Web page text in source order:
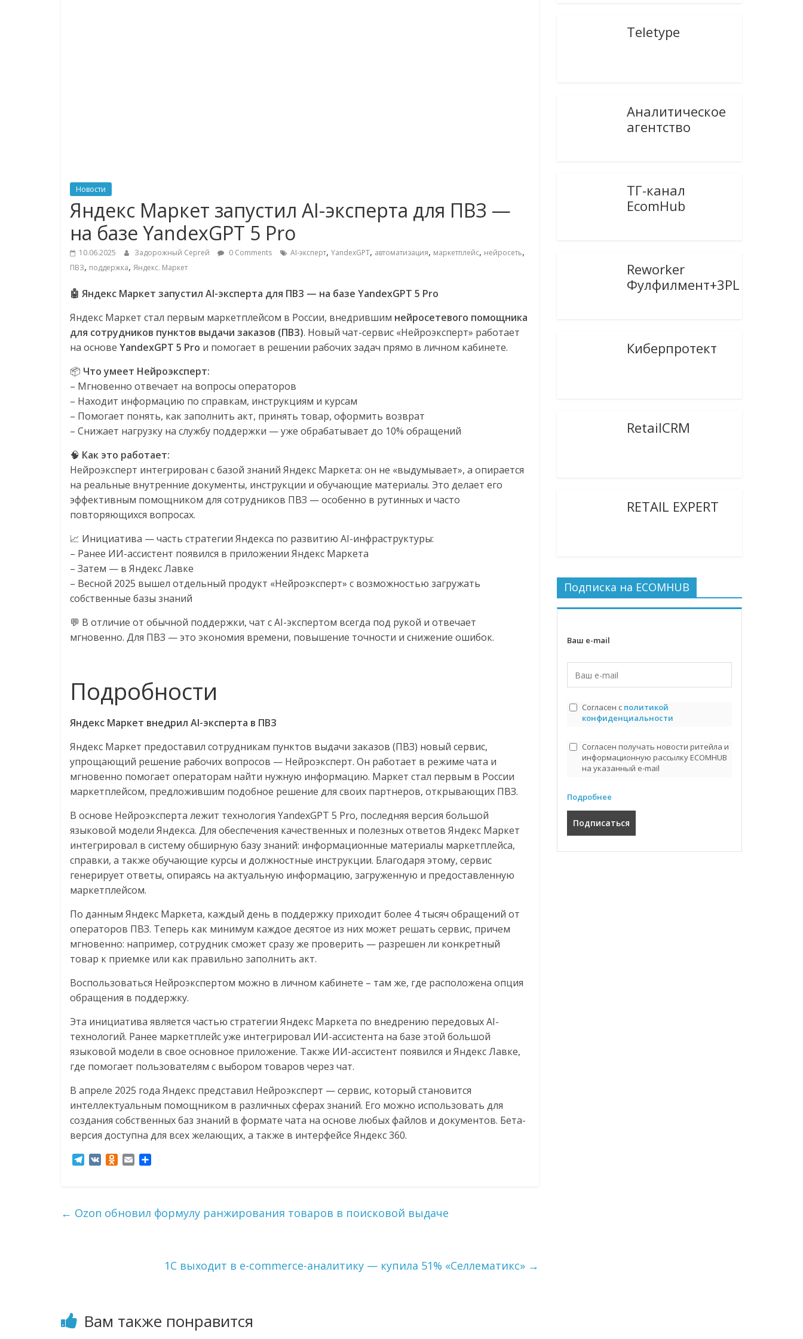
для
Commerce,
ритейле,
логистике,
технологиях,
соцсетях.
Нам
важно,
как
знать
как
меняет
жизнь
людей
обсудить
изменения
читателем.
Новости
Яндекс Маркет запустил AI-эксперта для ПВЗ —
на базе YandexGPT 5 Pro
10.06.2025 Задорожный Сергей 0 Comments AI-эксперт, YandexGPT, автоматизация, маркетплейс, нейросеть,
ПВЗ, поддержка, Яндекс. Маркет
🤖 Яндекс Маркет запустил AI-эксперта для ПВЗ — на базе YandexGPT 5 Pro
Яндекс Маркет стал первым маркетплейсом в России, внедрившим нейросетевого помощника
для сотрудников пунктов выдачи заказов (ПВЗ). Новый чат-сервис «Нейроэксперт» работает
на основе YandexGPT 5 Pro и помогает в решении рабочих задач прямо в личном кабинете.
📦 Что умеет Нейроэксперт:
– Мгновенно отвечает на вопросы операторов
– Находит информацию по справкам, инструкциям и курсам
– Помогает понять, как заполнить акт, принять товар, оформить возврат
– Снижаeт нагрузку на службу поддержки — уже обрабатывает до 10% обращений
🧠 Как это работает:
Нейроэксперт интегрирован с базой знаний Яндекс Маркета: он не «выдумывает», а опирается
на реальные внутренние документы, инструкции и обучающие материалы. Это делает его
эффективным помощником для сотрудников ПВЗ — особенно в рутинных и часто
повторяющихся вопросах.
📈 Инициатива — часть стратегии Яндекса по развитию AI-инфраструктуры:
– Ранее ИИ-ассистент появился в приложении Яндекс Маркета
– Затем — в Яндекс Лавке
– Весной 2025 вышел отдельный продукт «Нейроэксперт» с возможностью загружать
собственные базы знаний
💬 В отличие от обычной поддержки, чат с AI-экспертом всегда под рукой и отвечает
мгновенно. Для ПВЗ — это экономия времени, повышение точности и снижение ошибок.
Подробности
Яндекс Маркет внедрил AI-эксперта в ПВЗ
Яндекс Маркет предоставил сотрудникам пунктов выдачи заказов (ПВЗ) новый сервис,
упрощающий решение рабочих вопросов — Нейроэксперт. Он работает в режиме чата и
мгновенно помогает операторам найти нужную информацию. Маркет стал первым в России
маркетплейсом, предложившим подобное решение для своих партнеров, открывающих ПВЗ.
В основе Нейроэксперта лежит технология YandexGPT 5 Pro, последняя версия большой
языковой модели Яндекса. Для обеспечения качественных и полезных ответов Яндекс Маркет
интегрировал в систему обширную базу знаний: информационные материалы маркетплейса,
справки, а также обучающие курсы и должностные инструкции. Благодаря этому, сервис
генерирует ответы, опираясь на актуальную информацию, загруженную и предоставленную
маркетплейсом.
По данным Яндекс Маркета, каждый день в поддержку приходит более 4 тысяч обращений от
операторов ПВЗ. Теперь как минимум каждое десятое из них может решать сервис, причем
мгновенно: например, сотрудник сможет сразу же проверить — разрешен ли конкретный
товар к приемке или как правильно заполнить акт.
Воспользоваться Нейроэкспертом можно в личном кабинете – там же, где расположена опция
обращения в поддержку.
Эта инициатива является частью стратегии Яндекс Маркета по внедрению передовых AI-
технологий. Ранее маркетплейс уже интегрировал ИИ-ассистента на базе этой большой
языковой модели в свое основное приложение. Также ИИ-ассистент появился и Яндекс Лавке,
где помогает пользователям с выбором товаров через чат.
В апреле 2025 года Яндекс представил Нейроэксперт — сервис, который становится
интеллектуальным помощником в различных сферах знаний. Его можно использовать для
создания собственных баз знаний в формате чата на основе любых файлов и документов. Бета-
версия доступна для всех желающих, а также в интерфейсе Яндекс 360.
r
O
l
в
← Ozon обновил формулу ранжирования товаров в поисковой выдаче
1С выходит в e-commerce-аналитику — купила 51% «Селлематикс» →
Вам также понравится
Teletype
Аналитическое
агентство
ТГ-канал
EcomHub
Reworker
Фулфилмент+3PL
Киберпротект
RetailCRM
RETAIL EXPERT
Подписка на ECOMHUB
Ваш e-mail
Согласен с политикой
конфиденциальности
Согласен получать новости ритейла и
информационную рассылку ECOMHUB
на указанный e-mail
Подробнее